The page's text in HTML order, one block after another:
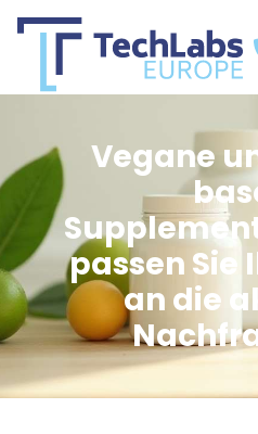
Vegane
passen Sie
an die